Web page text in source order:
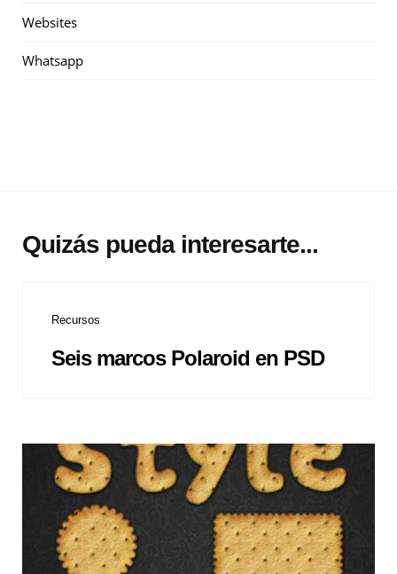
Websites
Whatsapp
Quizás pueda interesarte...
Recursos
Seis marcos Polaroid en PSD